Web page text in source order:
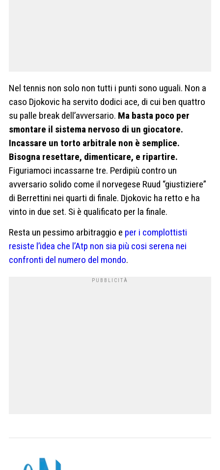
Nel tennis non solo non tutti i punti sono uguali. Non a
caso Djokovic ha servito dodici ace, di cui ben quattro
su palle break dell’avversario. Ma basta poco per
smontare il sistema nervoso di un giocatore.
Incassare un torto arbitrale non è semplice.
Bisogna resettare, dimenticare, e ripartire.
Figuriamoci incassarne tre. Perdipiù contro un
avversario solido come il norvegese Ruud “giustiziere”
di Berrettini nei quarti di finale. Djokovic ha retto e ha
vinto in due set. Si è qualificato per la finale.
Resta un pessimo arbitraggio e per i complottisti
resiste l’idea che l’Atp non sia più cosi serena nei
confronti del numero del mondo.